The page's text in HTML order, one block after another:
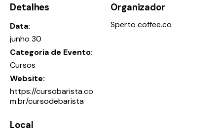
Detalhes
Data:
junho 30
Categoria de Evento:
Cursos
Website:
https://cursobarista.co
m.br/cursodebarista
Organizador
Sperto coffee.co
Local